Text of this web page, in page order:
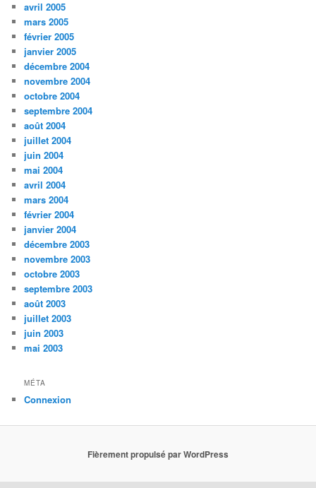
avril 2005
mars 2005
février 2005
janvier 2005
décembre 2004
novembre 2004
octobre 2004
septembre 2004
août 2004
juillet 2004
juin 2004
mai 2004
avril 2004
mars 2004
février 2004
janvier 2004
décembre 2003
novembre 2003
octobre 2003
septembre 2003
août 2003
juillet 2003
juin 2003
mai 2003
MÉTA
Connexion
Fièrement propulsé par WordPress